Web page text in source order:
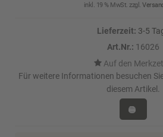
inkl. 19 % MwSt. zzgl.
Lieferzeit: 3-5
Art.Nr.: 16026
Für weitere Informationen besuchen
diesem Artikel.